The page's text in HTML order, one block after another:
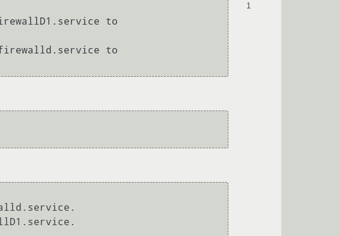
1
to
firewalld.service to